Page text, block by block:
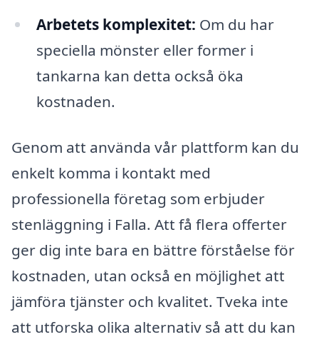
Arbetets komplexitet: Om du har
speciella mönster eller former i
tankarna kan detta också öka
kostnaden.
Genom att använda vår plattform kan du
enkelt komma i kontakt med
professionella företag som erbjuder
stenläggning i Falla. Att få flera offerter
ger dig inte bara en bättre förståelse för
kostnaden, utan också en möjlighet att
jämföra tjänster och kvalitet. Tveka inte
att utforska olika alternativ så att du kan